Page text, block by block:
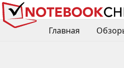
Главная